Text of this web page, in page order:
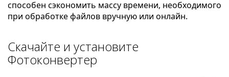
способен сэкономить массу времени, необходимого
при обработке файлов вручную или онлайн.
Скачайте и установите
Фотоконвертер